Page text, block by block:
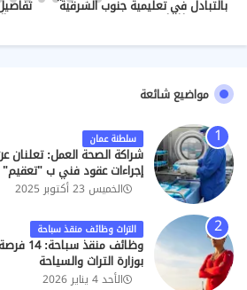
بالتبادل في تعليمية جنوب الشرقية
للعام 2026/2027
مواضيع شائعة
سلطنة عمان
شراكة الصحة العمل: تعلنان
إجراءات عقود فني ب "تعقيم"
الخميس 23 أكتوبر 2025
التراث وظائف منقذ سباحة
وظائف
بوزارة التراث والسياحة
الأحد 4 يناير 2026